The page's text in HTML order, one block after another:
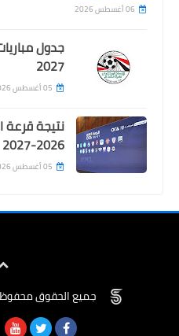
sport tv
Zamalek live
06 أغسطس 2026
2027
05 أغسطس 2026
نتيجة
2026-2027
05 أغسطس 2026
جميع الحقوق